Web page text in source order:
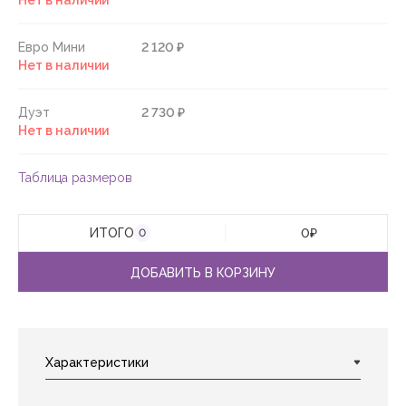
Евро Мини
2 120 ₽
Нет в наличии
Дуэт
2 730 ₽
Нет в наличии
Таблица размеров
ИТОГО 0 0₽
ДОБАВИТЬ В КОРЗИНУ